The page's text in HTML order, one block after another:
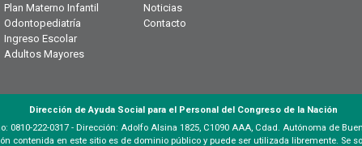
Plan Materno Infantil
Odontopediatría
Ingreso Escolar
Adultos Mayores
Noticias
Contacto
Dirección de Ayuda Social para el Personal del Congreso de la Nación
0810-222-0317 - Dirección: Adolfo Alsina 1825, C1090 AAA, Cdad. Autónoma de
contenida en este sitio es de dominio público y puede ser utilizada libremente. Se